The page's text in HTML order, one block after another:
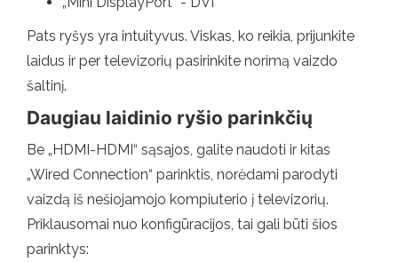
Pats ryšys yra intuityvus. Viskas, ko reikia, prijunkite
laidus ir per televizorių pasirinkite norimą vaizdo
šaltinį.
Daugiau laidinio ryšio parinkčių
Be „HDMI-HDMI“ sąsajos, galite naudoti ir kitas
„Wired Connection“ parinktis, norėdami parodyti
vaizdą iš nešiojamojo kompiuterio į televizorių.
Priklausomai nuo konfigūracijos, tai gali būti šios
parinktys: